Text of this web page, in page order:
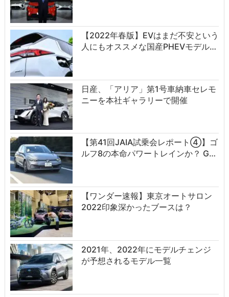
【2022年春版】EVはまだ不安という
人にもオススメな国産PHEVモデル…
日産、「アリア」第1号車納車セレモ
ニーを本社ギャラリーで開催
【第41回JAIA試乗会レポート④】ゴ
ルフ8の本命パワートレインか？ G…
【ワンダー速報】東京オートサロン
2022印象深かったブースは？
2021年、2022年にモデルチェンジ
が予想されるモデル一覧